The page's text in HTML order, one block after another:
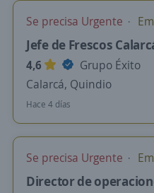
Se precisa Urgente
Jefe de Frescos
4,6
Grupo Éxito
Calarcá, Quindio
Hace 4 días
Se precisa Urgente
Director de